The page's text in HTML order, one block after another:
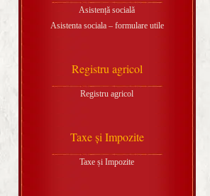
Asistență socială
Asistenta sociala – formulare utile
Registru agricol
Registru agricol
Taxe și Impozite
Taxe și Impozite